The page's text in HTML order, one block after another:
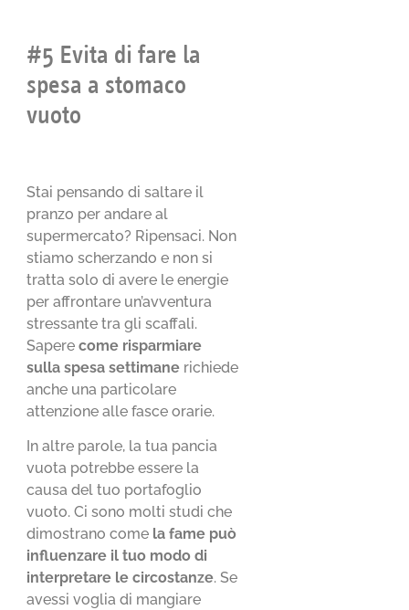
#5 Evita di fare la
spesa a stomaco
vuoto
Stai pensando di saltare il
pranzo per andare al
supermercato? Ripensaci. Non
stiamo scherzando e non si
tratta solo di avere le energie
per affrontare un’avventura
stressante tra gli scaffali.
Saperecome risparmiare
sulla spesa settimane richiede
anche una particolare
attenzione alle fasce orarie.
In altre parole, la tua pancia
vuota potrebbe essere la
causa del tuo portafoglio
vuoto. Ci sono molti studi che
dimostrano come la fame può
influenzare il tuo modo di
interpretare le circostanze. Se
avessi voglia di mangiare